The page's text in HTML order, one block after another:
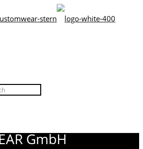
GmbH